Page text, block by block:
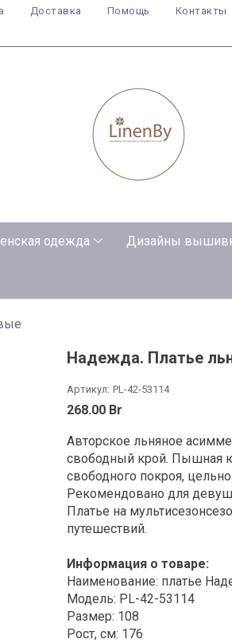
Доставка Помощь Контакты
одежда Дизайны
Надежда. Платье
Артикул: PL-42-53114
268.00 Br
Авторское льняное
свободный крой. Пышная
свободного покроя,
Рекомендовано для
Платье на
путешествий.
Информация о товаре:
Наименование: платье
Модель: PL-42-53114
Размер: 108
Рост, см: 176